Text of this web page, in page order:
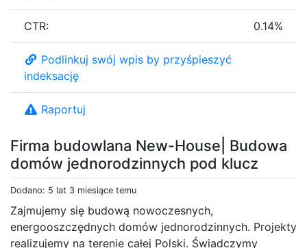
Firma budowlana New-House| Budowa
domów jednorodzinnych pod klucz
Dodano: 5 lat 3 miesiące temu
Zajmujemy się budową nowoczesnych,
energooszczędnych domów jednorodzinnych. Projekty
realizujemy na terenie całej Polski. Świadczymy
CTR: 0.14%
Podlinkuj swój wpis by przyśpieszyć
indeksację
Raportuj